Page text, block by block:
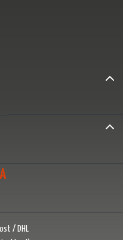
(externer Link)
in neuem Tab (externer Link)
– öffnet in neuem Tab
neuem Tab (externer Link)